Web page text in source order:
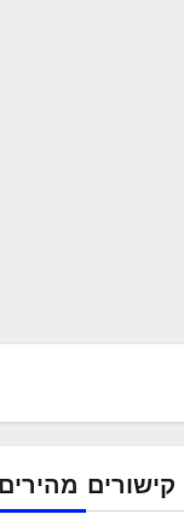
קישורים מהירים